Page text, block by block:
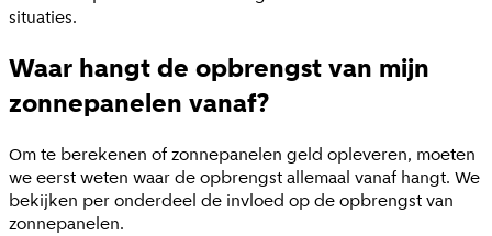
situaties.
Waar hangt de opbrengst van mijn
zonnepanelen vanaf?
Om te berekenen of zonnepanelen geld opleveren, moeten
we eerst weten waar de opbrengst allemaal vanaf hangt. We
bekijken per onderdeel de invloed op de opbrengst van
zonnepanelen.